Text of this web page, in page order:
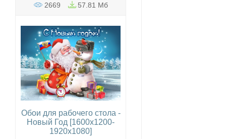
2669 57.81 Mб
Обои для рабочего стола -
Новый Год [1600x1200-
1920x1080]